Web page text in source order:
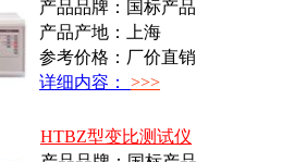
产品品牌：国标产品
产品产地：上海
参考价格：厂价直销
详细内容： >>>
HTBZ型变比测试仪